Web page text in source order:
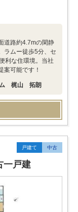
道路約4.7mの閑静
ラムー徒歩5分、セ
利な住環境。当社
案可能です！
ム 梶山 拓朗
戸建て 中古
一戸建